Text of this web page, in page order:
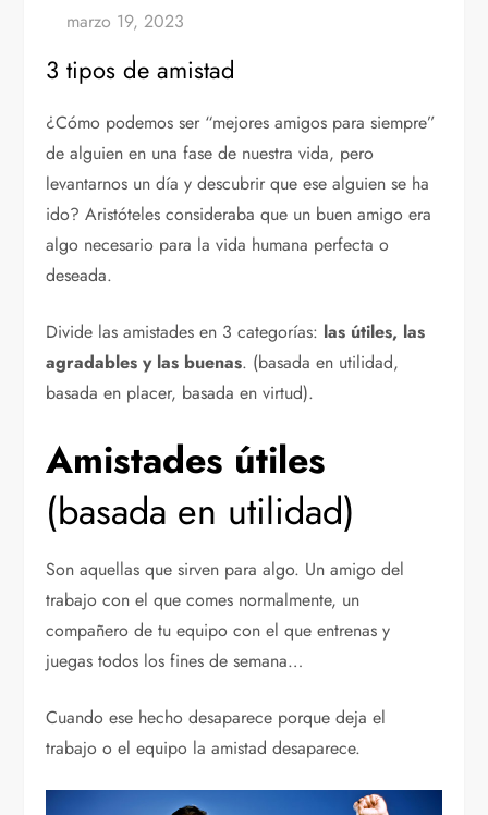
3 tipos de amistad
¿Cómo podemos ser “mejores amigos para siempre”
de alguien en una fase de nuestra vida, pero
levantarnos un día y descubrir que ese alguien se ha
ido? Aristóteles consideraba que un buen amigo era
algo necesario para la vida humana perfecta o
deseada.
Divide las amistades en 3 categorías: las útiles, las
agradables y las buenas. (basada en utilidad,
basada en placer, basada en virtud).
Amistades útiles
(basada en utilidad)
Son aquellas que sirven para algo. Un amigo del
trabajo con el que comes normalmente, un
compañero de tu equipo con el que entrenas y
juegas todos los fines de semana…
Cuando ese hecho desaparece porque deja el
trabajo o el equipo la amistad desaparece.